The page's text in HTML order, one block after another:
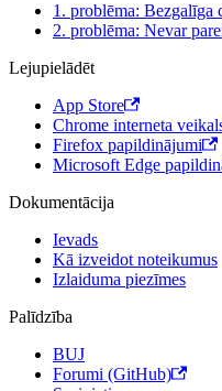
1. problēma: Bezgalīga
2. problēma: Nevar
Lejupielādēt
App Store
Chrome interneta
Firefox papildinājumi
Microsoft Edge
Dokumentācija
Ievads
Kā izveidot noteikumus
Izlaiduma piezīmes
Palīdzība
BUJ
Forumi (GitHub)